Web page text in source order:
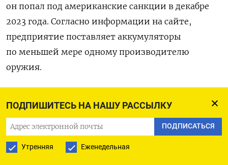
ПОДПИШИТЕСЬ НА НАШУ РАССЫЛКУ
ПОДПИСАТЬСЯ
Утренняя Еженедельная
он попал под американские санкции в декабре
2023 года. Согласно информации на сайте,
предприятие поставляет аккумуляторы
по меньшей мере одному производителю
оружия.
оптико-электронного оборудования «Протон»,
попал под американские санкции в мае
2023 года. После этого он заплатил фирме более
$26 тыс., следует из документов.